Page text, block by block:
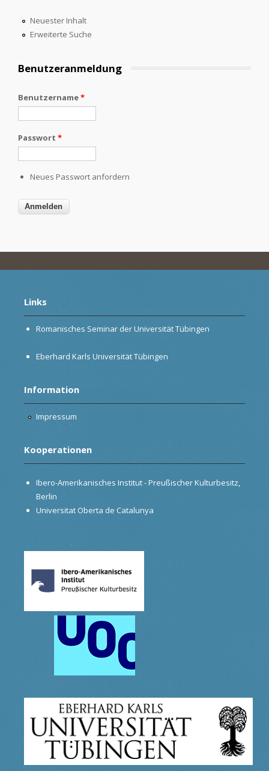
Neuester Inhalt
Erweiterte Suche
Benutzeranmeldung
Benutzername*
Passwort *
Neues Passwort anfordern
Links
Romanisches Seminar der Universität Tübingen
Eberhard Karls Universität Tübingen
Information
Impressum
Kooperationen
Ibero-Amerikanisches Institut - Preußischer Kulturbesitz,
Berlin
Universitat Oberta de Catalunya